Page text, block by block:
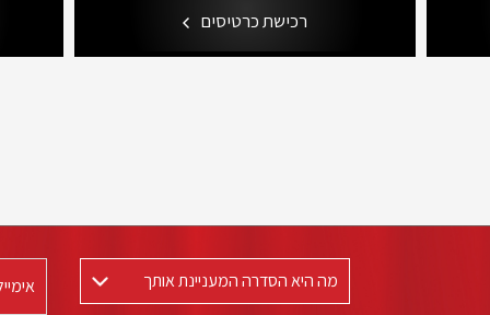
עומר ( שלומי טפיארו) ואשתו נטע. (אלי
סטין)מה שהיה אמור להיות ערב משפחתי רגוע
רכישת כרטיסים